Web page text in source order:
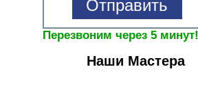
Перезвоним через 5 минут!
Наши Мастера